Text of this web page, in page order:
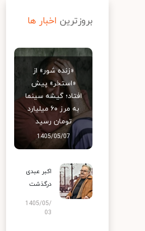
بروزترین اخبار ها
«زنده شور» از
«استخر» پیش
افتاد؛ گیشه سینما
به مرز ۶۰ میلیارد
تومان رسید
1405/05/07
اکبر عبدی
درگذشت
1405/05/
03